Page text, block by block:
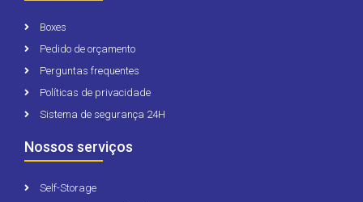
Boxes
Pedido de orçamento
Perguntas frequentes
Políticas de privacidade
Sistema de segurança 24H
Nossos serviços
Self-Storage